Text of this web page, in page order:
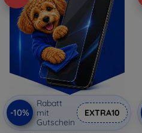
-10%
Rabatt
mit
Gutschein
EXTRA10